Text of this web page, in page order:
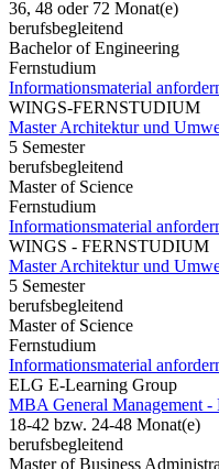
36, 48 oder 72 Monat(e)
berufsbegleitend
Bachelor of Engineering
Fernstudium
Informationsmaterial
WINGS-FERNSTUDIUM
Master Architektur und
5 Semester
berufsbegleitend
Master of Science
Fernstudium
Informationsmaterial
WINGS - FERNSTUDIUM
Master Architektur und
5 Semester
berufsbegleitend
Master of Science
Fernstudium
Informationsmaterial
ELG E-Learning Group
MBA General Management -
18-42 bzw. 24-48 Monat(e)
berufsbegleitend
Master of Business